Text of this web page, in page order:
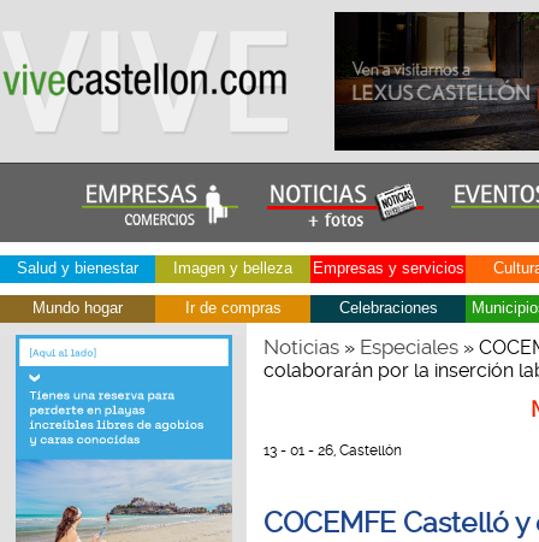
Salud y bienestar Imagen y belleza Empresas y servicios
Mundo hogar Ir de compras Celebraciones
Noticias» Especiales»
colaborarán por la inserción
13 - 01 - 26, Castellón
COCEMFE Castelló